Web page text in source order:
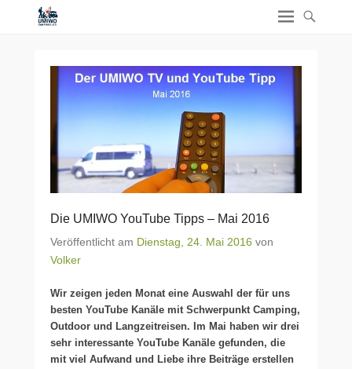
Die UMIWO YouTube Tipps – Mai 2016
Veröffentlicht am Dienstag, 24. Mai 2016 von
Volker
Wir zeigen jeden Monat eine Auswahl der für uns
besten YouTube Kanäle mit Schwerpunkt Camping,
Outdoor und Langzeitreisen. Im Mai haben wir drei
sehr interessante YouTube Kanäle gefunden, die
mit viel Aufwand und Liebe ihre Beiträge erstellen